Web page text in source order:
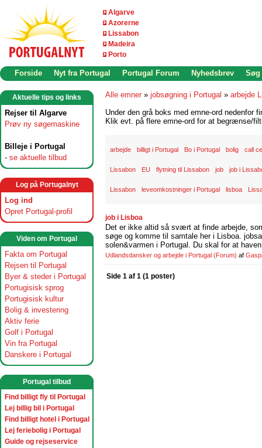
Algarve
Azorerne
Lissabon
Madeira
Porto
Forside Nyt fra Portugal Portugal Forum Nyhedsbrev Søg
Aktuelle tips og links
Rejser til Algarve
Prøv ny søgemaskine
Billeje i Portugal
- se aktuelle tilbud
Log på Portugalnyt
Log ind
Opret Portugal-profil
Viden om Portugal
Fakta om Portugal
Rejsen til Portugal
Byer & steder i Portugal
Portugisisk sprog
Portugisisk kultur
Bolig & investering
Aktiv ferie
Golf i Portugal
Vin fra Portugal
Danskere i Portugal
Portugal tilbud
Find billigt fly til Portugal
Lej billig bil i Portugal
Find billigt hotel i Portugal
Lej feriebolig i Portugal
Guide og rejseservice
Alle emner » jobsøgning i Portugal » arbejde
Under den grå boks med emne-ord nedenfor
Klik evt. på flere emne-ord for at begrænse/
arbejde billigt i Portugal Bo i Portugal bolig call
Lissabon EU flytning til Lissabon job job i
Lissabon leveomkostninger i Portugal lisboa
job i Lisboa
Det er ikke altid så svært at finde arbejde,
søge og komme til samtale her i Lisboa.
solen&varmen i Portugal. Du skal for at
Udlandsdansker og arbejde i Portugal (Forum) af
Side 1 af 1 (1 poster)